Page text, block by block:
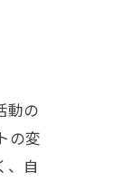
動の
の変
、自